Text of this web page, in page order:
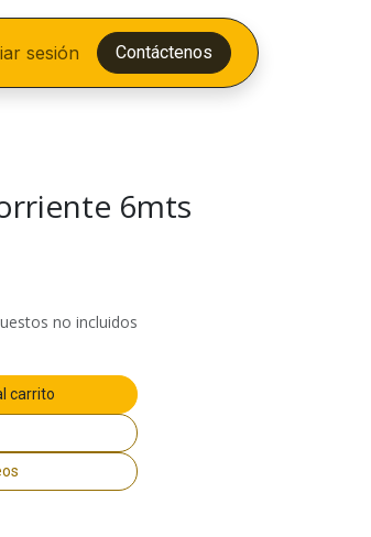
sesión Contáctenos
6mts
carrito
no incluidos